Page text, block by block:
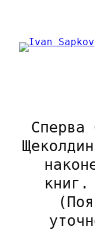
содержимому
Сперва
книг.